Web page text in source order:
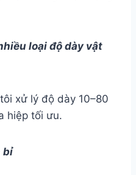
loại độ dày vật
xử lý độ dày 10–80
hiệp tối ưu.
bỉ